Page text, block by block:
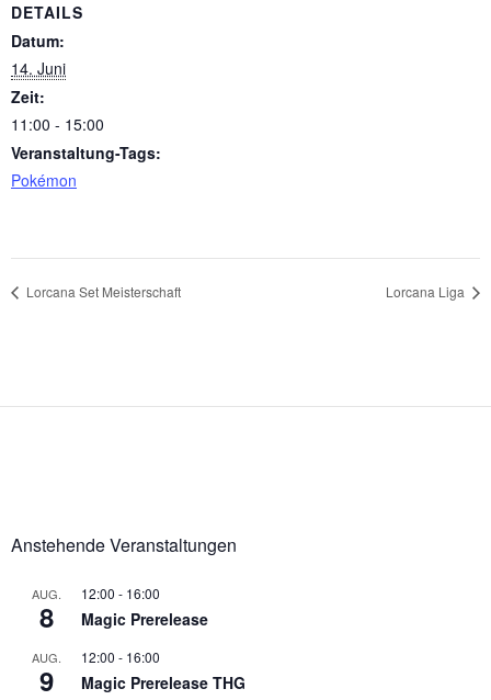
DETAILS
Datum:
14. Juni
Zeit:
11:00 - 15:00
Veranstaltung-Tags:
Pokémon
Lorcana Set Meisterschaft Lorcana Liga
Anstehende Veranstaltungen
AUG.
8
12:00 - 16:00
Magic Prerelease
AUG.
9
12:00 - 16:00
Magic Prerelease THG